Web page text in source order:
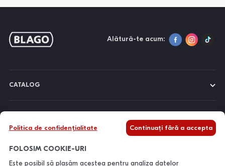
Alătură-te acum:
CATALOG
INFORMAȚII
Politica de confidențialitate Continuați fără a accepta
FOLOSIM COOKIE-URI
Este posibil să plasăm acestea pentru analiza datelor